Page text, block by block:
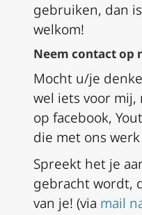
gebruiken, dan
welkom!
Neem contact op
Mocht u/je
wel iets voor mij,
op facebook,
die met ons
Spreekt het je
gebracht wordt,
van je! (via mail